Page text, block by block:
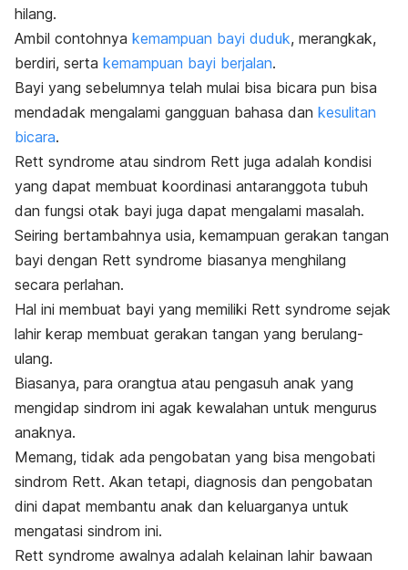
hilang.
Ambil contohnya kemampuan bayi duduk, merangkak,
berdiri, serta kemampuan bayi berjalan.
Bayi yang sebelumnya telah mulai bisa bicara pun bisa
mendadak mengalami gangguan bahasa dan kesulitan
bicara.
Rett syndrome atau sindrom Rett juga adalah kondisi
yang dapat membuat koordinasi antaranggota tubuh
dan fungsi otak bayi juga dapat mengalami masalah.
Seiring bertambahnya usia, kemampuan gerakan tangan
bayi dengan Rett syndrome biasanya menghilang
secara perlahan.
Hal ini membuat bayi yang memiliki Rett syndrome sejak
lahir kerap membuat gerakan tangan yang berulang-
ulang.
Biasanya, para orangtua atau pengasuh anak yang
mengidap sindrom ini agak kewalahan untuk mengurus
anaknya.
Memang, tidak ada pengobatan yang bisa mengobati
sindrom Rett. Akan tetapi, diagnosis dan pengobatan
dini dapat membantu anak dan keluarganya untuk
mengatasi sindrom ini.
Rett syndrome awalnya adalah kelainan lahir bawaan